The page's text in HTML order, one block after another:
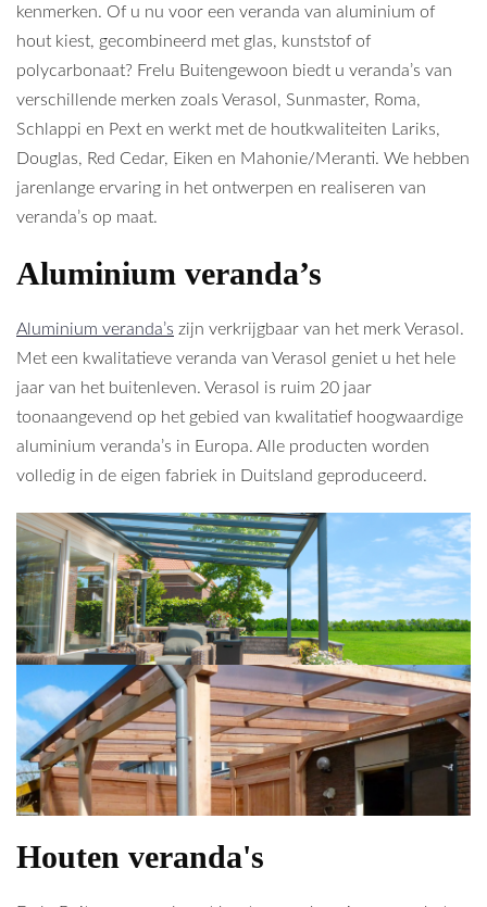
kenmerken. Of u nu voor een veranda van aluminium of
hout kiest, gecombineerd met glas, kunststof of
polycarbonaat? Frelu Buitengewoon biedt u veranda’s van
verschillende merken zoals Verasol, Sunmaster, Roma,
Schlappi en Pext en werkt met de houtkwaliteiten Lariks,
Douglas, Red Cedar, Eiken en Mahonie/Meranti. We hebben
jarenlange ervaring in het ontwerpen en realiseren van
veranda’s op maat.
Aluminium veranda’s
Aluminium veranda’s zijn verkrijgbaar van het merk Verasol.
Met een kwalitatieve veranda van Verasol geniet u het hele
jaar van het buitenleven. Verasol is ruim 20 jaar
toonaangevend op het gebied van kwalitatief hoogwaardige
aluminium veranda’s in Europa. Alle producten worden
volledig in de eigen fabriek in Duitsland geproduceerd.
Houten veranda's